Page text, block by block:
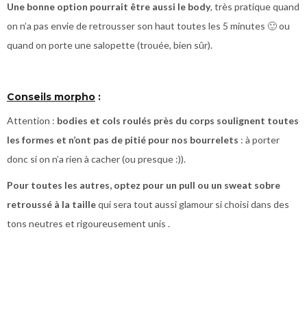
Une bonne option pourrait être aussi le body, très pratique quand
on n’a pas envie de retrousser son haut toutes les 5 minutes 🙂 ou
quand on porte une salopette (trouée, bien sûr).
Conseils morpho :
Attention : bodies et cols roulés près du corps soulignent toutes
les formes et n’ont pas de pitié pour nos bourrelets : à porter
donc si on n’a rien à cacher (ou presque :)).
Pour toutes les autres, optez pour un pull ou un sweat sobre
retroussé à la taillequi sera tout aussi glamour si choisi dans des
tons neutres et rigoureusement unis .